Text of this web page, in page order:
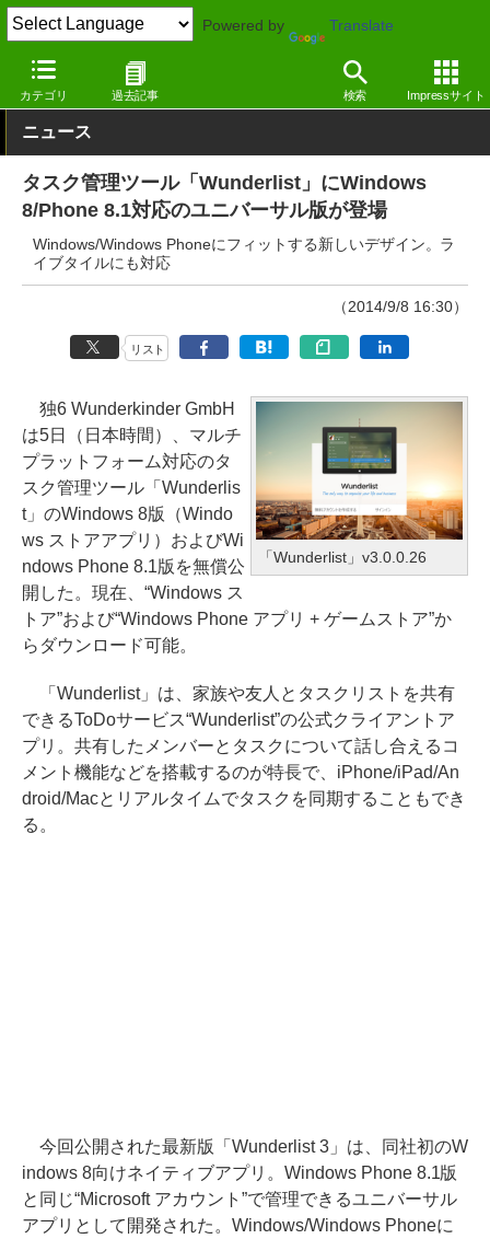
Powered by Translate
カテゴリ 過去記事 検索 Impressサイト
窓の杜 スケジュール・タスク管理 タスク管理 Windows Mobile
ニュース
タスク管理ツール「Wunderlist」にWindows
8/Phone 8.1対応のユニバーサル版が登場
Windows/Windows Phoneにフィットする新しいデザイン。ラ
イブタイルにも対応
（2014/9/8 16:30）
リスト
「Wunderlist」v3.0.0.26
独6 Wunderkinder GmbH
は5日（日本時間）、マルチ
プラットフォーム対応のタ
スク管理ツール「Wunderlis
t」のWindows 8版（Windo
ws ストアアプリ）およびWi
ndows Phone 8.1版を無償公
開した。現在、“Windows ス
トア”および“Windows Phone アプリ + ゲームストア”か
らダウンロード可能。
「Wunderlist」は、家族や友人とタスクリストを共有
できるToDoサービス“Wunderlist”の公式クライアントア
プリ。共有したメンバーとタスクについて話し合えるコ
メント機能などを搭載するのが特長で、iPhone/iPad/An
droid/Macとリアルタイムでタスクを同期することもでき
る。
今回公開された最新版「Wunderlist 3」は、同社初のW
indows 8向けネイティブアプリ。Windows Phone 8.1版
と同じ“Microsoft アカウント”で管理できるユニバーサル
アプリとして開発された。Windows/Windows Phoneに